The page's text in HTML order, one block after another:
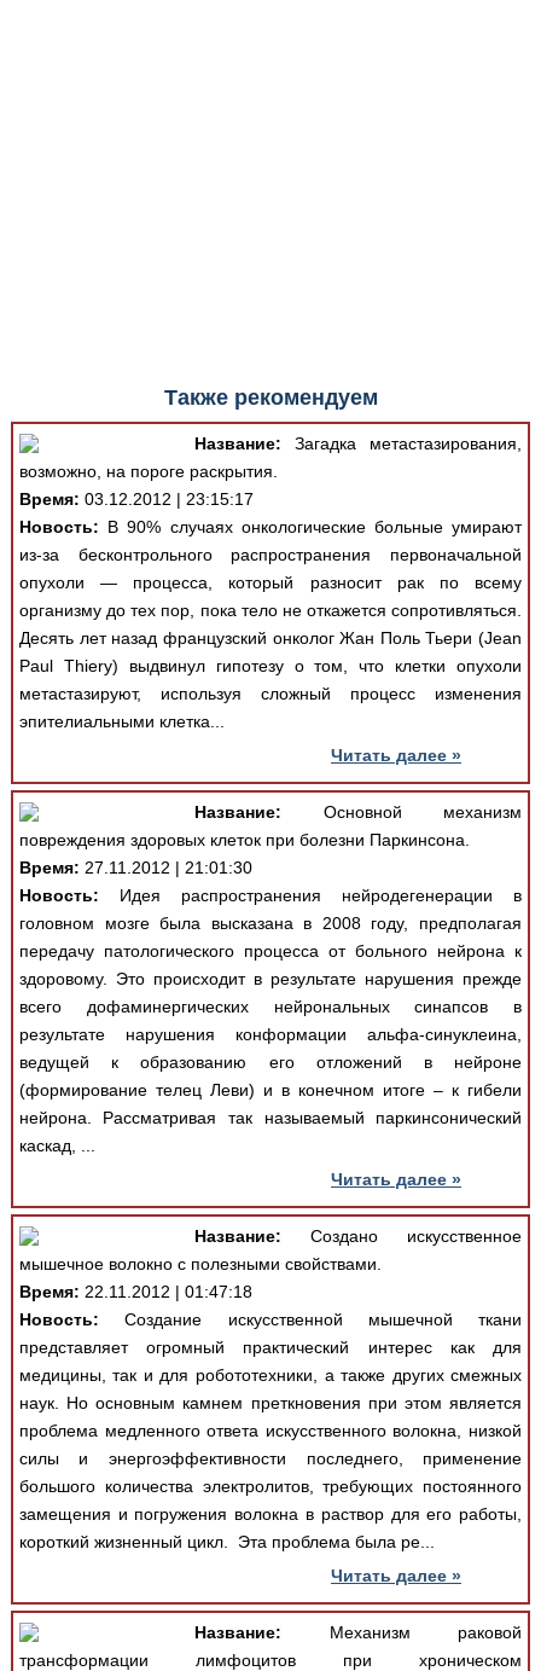
Также рекомендуем
Название: Загадка метастазирования,
возможно, на пороге раскрытия.
Время: 03.12.2012 | 23:15:17
Новость: В 90% случаях онкологические больные умирают
из-за бесконтрольного распространения первоначальной
опухоли — процесса, который разносит рак по всему
организму до тех пор, пока тело не откажется сопротивляться.
Десять лет назад французский онколог Жан Поль Тьери (Jean
Paul Thiery) выдвинул гипотезу о том, что клетки опухоли
метастазируют, используя сложный процесс изменения
эпителиальными клетка...
Читать далее »
Название: Основной механизм
повреждения здоровых клеток при болезни Паркинсона.
Время: 27.11.2012 | 21:01:30
Новость: Идея распространения нейродегенерации в
головном мозге была высказана в 2008 году, предполагая
передачу патологического процесса от больного нейрона к
здоровому. Это происходит в результате нарушения прежде
всего дофаминергических нейрональных синапсов в
результате нарушения конформации альфа-синуклеина,
ведущей к образованию его отложений в нейроне
(формирование телец Леви) и в конечном итоге – к гибели
нейрона. Рассматривая так называемый паркинсонический
каскад, ...
Читать далее »
Название: Создано искусственное
мышечное волокно с полезными свойствами.
Время: 22.11.2012 | 01:47:18
Новость: Создание искусственной мышечной ткани
представляет огромный практический интерес как для
медицины, так и для робототехники, а также других смежных
наук. Но основным камнем преткновения при этом является
проблема медленного ответа искусственного волокна, низкой
силы и энергоэффективности последнего, применение
большого количества электролитов, требующих постоянного
замещения и погружения волокна в раствор для его работы,
короткий жизненный цикл. Эта проблема была ре...
Читать далее »
Название: Механизм раковой
трансформации лимфоцитов при хроническом